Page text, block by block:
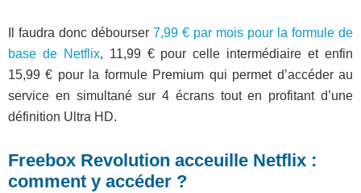
Il faudra donc débourser 7,99 € par mois pour la formule de
base de Netflix, 11,99 € pour celle intermédiaire et enfin
15,99 € pour la formule Premium qui permet d’accéder au
service en simultané sur 4 écrans tout en profitant d’une
définition Ultra HD.
Freebox Revolution acceuille Netflix :
comment y accéder ?